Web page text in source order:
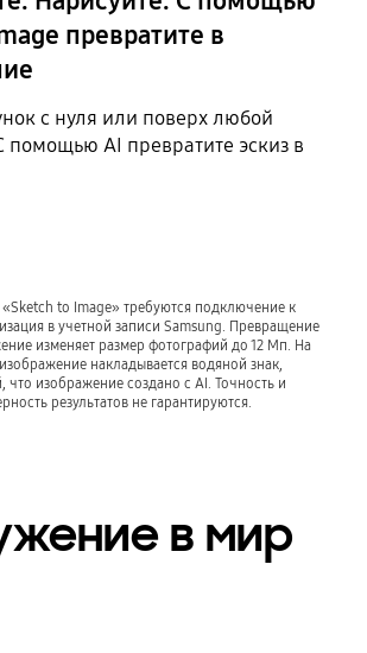
превратите в
с нуля или поверх любой
помощью AI превратите эскиз в
to Image» требуются подключение к
в учетной записи Samsung. Превращение
изменяет размер фотографий до 12 Мп. На
накладывается водяной знак,
что изображение создано с AI. Точность и
результатов не гарантируются.
в мир